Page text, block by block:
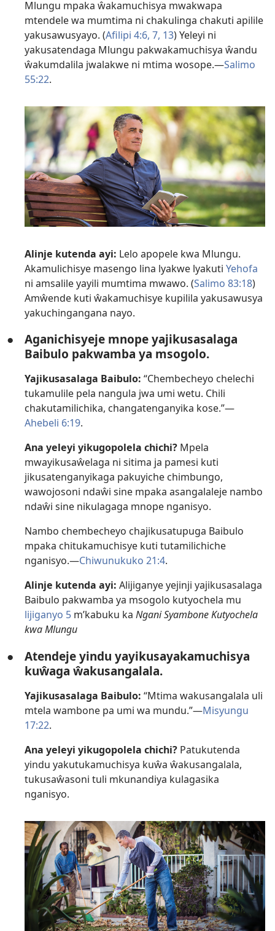
Mlungu mpaka ŵakamuchisya mwakwapa
mtendele wa mumtima ni chakulinga chakuti apilile
yakusawusyayo. (Afilipi 4:6, 7, 13) Yeleyi ni
yakusatendaga Mlungu pakwakamuchisya ŵandu
ŵakumdalila jwalakwe ni mtima wosope.—Salimo
55:22.
Alinje kutenda ayi: Lelo apopele kwa Mlungu.
Akamulichisye masengo lina lyakwe lyakuti Yehofa
ni amsalile yayili mumtima mwawo. (Salimo 83:18)
Amŵende kuti ŵakamuchisye kupilila yakusawusya
yakuchingangana nayo.
●
Aganichisyeje mnope yajikusasalaga
Baibulo pakwamba ya msogolo.
Yajikusasalaga Baibulo: “Chembecheyo chelechi
tukamulile pela nangula jwa umi wetu. Chili
chakutamilichika, changatenganyika kose.”—
Ahebeli 6:19.
Ana yeleyi yikugopolela chichi? Mpela
mwayikusaŵelaga ni sitima ja pamesi kuti
jikusatenganyikaga pakuyiche chimbungo,
wawojosoni ndaŵi sine mpaka asangalaleje nambo
ndaŵi sine nikulagaga mnope nganisyo.
Nambo chembecheyo chajikusatupuga Baibulo
mpaka chitukamuchisye kuti tutamilichiche
nganisyo.—Chiwunukuko 21:4.
Alinje kutenda ayi: Alijiganye yejinji yajikusasalaga
Baibulo pakwamba ya msogolo kutyochela mu
lijiganyo 5 m’kabuku ka Ngani Syambone Kutyochela
kwa Mlungu
●
Atendeje yindu yayikusayakamuchisya
kuŵaga ŵakusangalala.
Yajikusasalaga Baibulo: “Mtima wakusangalala uli
mtela wambone pa umi wa mundu.”—Misyungu
17:22.
Ana yeleyi yikugopolela chichi? Patukutenda
yindu yakutukamuchisya kuŵa ŵakusangalala,
tukusaŵasoni tuli mkunandiya kulagasika
nganisyo.